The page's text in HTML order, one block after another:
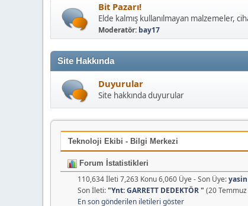
Bit Pazarı!
Elde kalmış kullanılmayan malzemeler,
Moderatör: bay17
Site Hakkında
Duyurular
Site hakkında duyurular
Teknoloji Ekibi - Bilgi Merkezi
Forum İstatistikleri
110,634 İleti 7,263 Konu 6,060 Üye - Son Üye:yasin
Son İleti:"Ynt: GARRETT DEDEKTÖR" (20
En son gönderilen iletileri göster